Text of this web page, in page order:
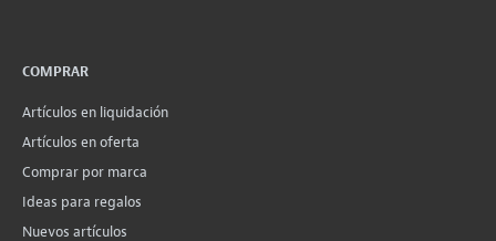
COMPRAR
Artículos en liquidación
Artículos en oferta
Comprar por marca
Ideas para regalos
Nuevos artículos